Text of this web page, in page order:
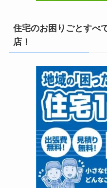
住宅のお困りごとすべ
店！